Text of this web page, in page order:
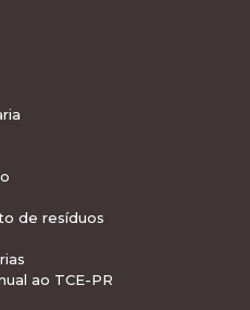
de resíduos
ao TCE-PR